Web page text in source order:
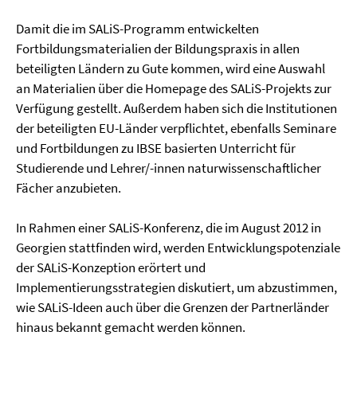
Damit die im SALiS-Programm entwickelten
Fortbildungsmaterialien der Bildungspraxis in allen
beteiligten Ländern zu Gute kommen, wird eine Auswahl
an Materialien über die Homepage des SALiS-Projekts zur
Verfügung gestellt. Außerdem haben sich die Institutionen
der beteiligten EU-Länder verpflichtet, ebenfalls Seminare
und Fortbildungen zu IBSE basierten Unterricht für
Studierende und Lehrer/-innen naturwissenschaftlicher
Fächer anzubieten.
In Rahmen einer SALiS-Konferenz, die im August 2012 in
Georgien stattfinden wird, werden Entwicklungspotenziale
der SALiS-Konzeption erörtert und
Implementierungsstrategien diskutiert, um abzustimmen,
wie SALiS-Ideen auch über die Grenzen der Partnerländer
hinaus bekannt gemacht werden können.